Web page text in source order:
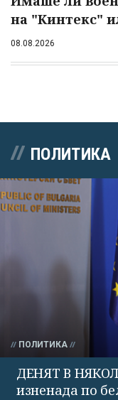
на "Кинтекс"
08.08.2026
ПОЛИТИКА
ПОЛИТИКА
ДЕНЯТ В
изненада по